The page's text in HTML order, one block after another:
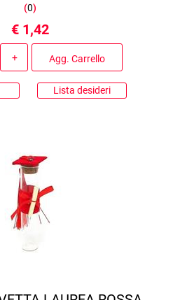
(0)
€ 1,42
Agg. Carrello
Lista desideri